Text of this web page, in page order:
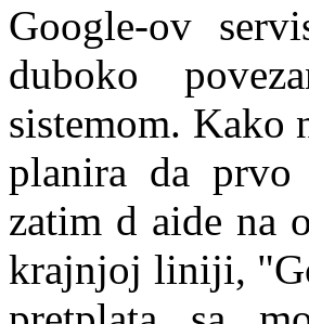
Google-ov
duboko
sistemom. Kako
planira da prvo
zatim d aide na
krajnjoj liniji,